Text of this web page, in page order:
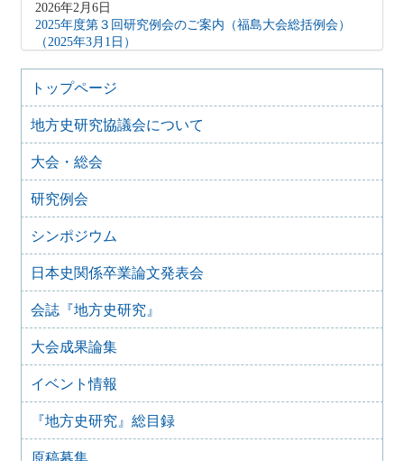
2026年2月6日
2025年度第３回研究例会のご案内（福島大会総括例会）
（2025年3月1日）
2025年12月5日
2025年度第２回研究例会のご案内（伊予史談会との合同例
会）（2026年１月11日）
2025年10月7日
2025年度第１回研究例会のご案内（加能地域史研究会との
合同例会）（2025年11月8日）
2025年9月3日
2024年度第8回研究例会のご案内（2025年9月27日）
2025年6月5日
20日）
2025年6月5日
2024年度第6回研究例会（2025年7月12日）
2025年5月12日
2024年度第5回研究例会（2025年5月30日）
2025年2月27日
2025年1月21日
2024年度第3回研究例会（兵庫大会総括例会）（2025年2月
23日）
トップページ
地方史研究協議会について
大会・総会
研究例会
シンポジウム
日本史関係卒業論文発表会
会誌『地方史研究』
大会成果論集
イベント情報
『地方史研究』総目録
原稿募集